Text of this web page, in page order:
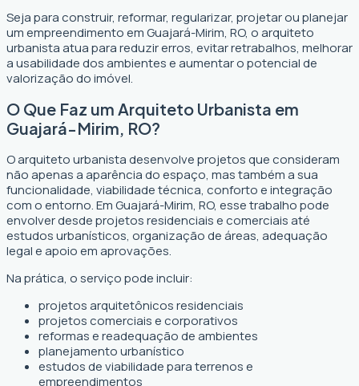
Seja para construir, reformar, regularizar, projetar ou planejar
um empreendimento em Guajará-Mirim, RO, o arquiteto
urbanista atua para reduzir erros, evitar retrabalhos, melhorar
a usabilidade dos ambientes e aumentar o potencial de
valorização do imóvel.
O Que Faz um Arquiteto Urbanista em
Guajará-Mirim, RO?
O arquiteto urbanista desenvolve projetos que consideram
não apenas a aparência do espaço, mas também a sua
funcionalidade, viabilidade técnica, conforto e integração
com o entorno. Em Guajará-Mirim, RO, esse trabalho pode
envolver desde projetos residenciais e comerciais até
estudos urbanísticos, organização de áreas, adequação
legal e apoio em aprovações.
Na prática, o serviço pode incluir:
projetos arquitetônicos residenciais
projetos comerciais e corporativos
reformas e readequação de ambientes
planejamento urbanístico
estudos de viabilidade para terrenos e
empreendimentos